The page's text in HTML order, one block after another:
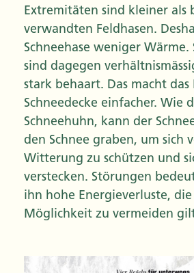
Extremitäten sind kleiner als
verwandten Feldhasen.
Schneehase weniger Wärme.
sind dagegen
stark behaart. Das macht
Schneedecke einfacher. Wie
Schneehuhn, kann der
den Schnee graben, um sich
Witterung zu schützen und
verstecken. Störungen
ihn hohe Energieverluste, die
Möglichkeit zu vermeiden